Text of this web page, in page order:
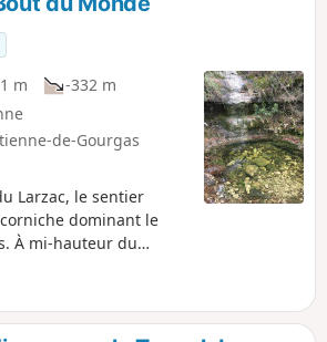
m
-332 m
de-Gourgas
Larzac, le sentier
dominant le
À mi-hauteur du
lits des petits
de la Brèze : l’Aven, le
contrebas, la vallée